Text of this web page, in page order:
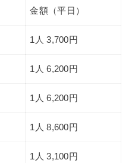
金額（平日）
1人 3,700円
1人 6,200円
1人 6,200円
1人 8,600円
1人 3,100円